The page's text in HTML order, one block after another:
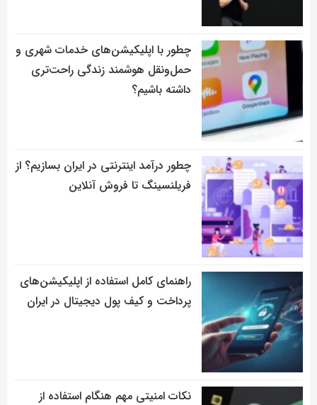
چطور با اپلیکیشن‌های خدمات شهری و
حمل‌ونقل هوشمند زندگی راحت‌تری
داشته باشیم؟
چطور درآمد اینترنتی در ایران بسازیم؟ از
فریلنسینگ تا فروش آنلاین
راهنمای کامل استفاده از اپلیکیشن‌های
پرداخت و کیف پول دیجیتال در ایران
نکات امنیتی مهم هنگام استفاده از